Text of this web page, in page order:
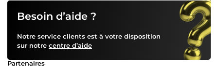
Besoin d’aide ?
Notre service clients est à votre disposition
sur notre centre d’aide
Partenaires